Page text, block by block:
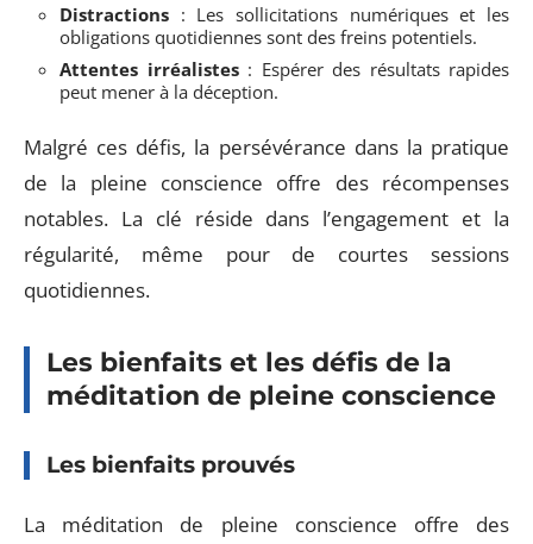
Distractions : Les sollicitations numériques et les
obligations quotidiennes sont des freins potentiels.
Attentes irréalistes: Espérer des résultats rapides
peut mener à la déception.
Malgré ces défis, la persévérance dans la pratique
de la pleine conscience offre des récompenses
notables. La clé réside dans l’engagement et la
régularité, même pour de courtes sessions
quotidiennes.
Les bienfaits et les défis de la
méditation de pleine conscience
Les bienfaits prouvés
La méditation de pleine conscience offre des